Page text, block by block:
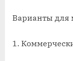
Варианты для
1.